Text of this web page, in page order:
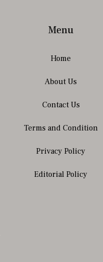
Menu
Home
About Us
Contact Us
Terms and Condition
Privacy Policy
Editorial Policy